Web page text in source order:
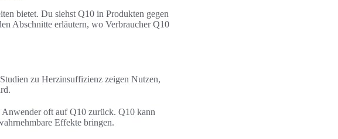
bietet. Du siehst Q10 in Produkten gegen
Abschnitte erläutern, wo Verbraucher Q10
zu Herzinsuffizienz zeigen Nutzen,
oft auf Q10 zurück. Q10 kann
Effekte bringen.